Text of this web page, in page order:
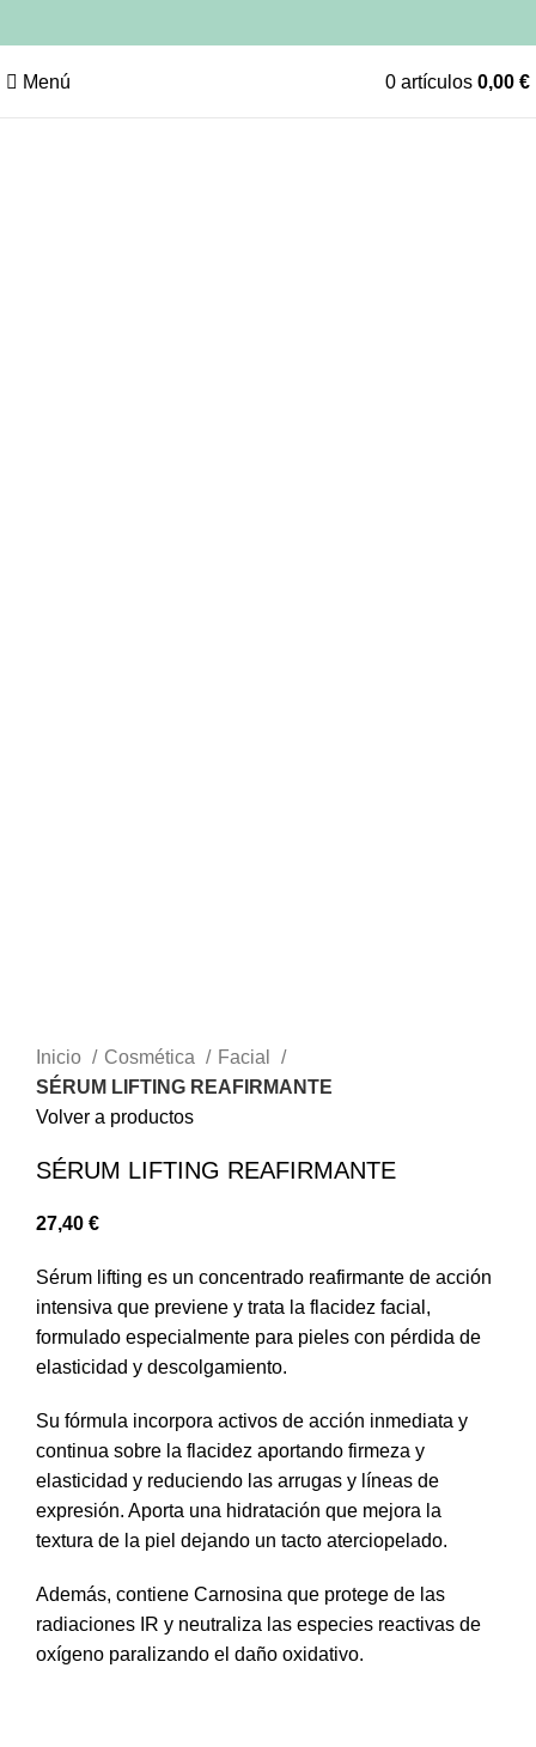
Menú 0 artículos 0,00 €
Inicio
Cosmética
Facial
SÉRUM LIFTING REAFIRMANTE
Volver a productos
SÉRUM LIFTING REAFIRMANTE
27,40 €
Sérum lifting es un concentrado reafirmante de acción
intensiva que previene y trata la flacidez facial,
formulado especialmente para pieles con pérdida de
elasticidad y descolgamiento.
Su fórmula incorpora activos de acción inmediata y
continua sobre la flacidez aportando firmeza y
elasticidad y reduciendo las arrugas y líneas de
expresión. Aporta una hidratación que mejora la
textura de la piel dejando un tacto aterciopelado.
Además, contiene Carnosina que protege de las
radiaciones IR y neutraliza las especies reactivas de
oxígeno paralizando el daño oxidativo.